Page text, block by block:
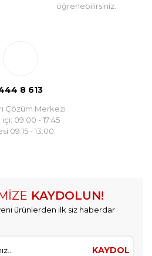
öğrenebilirsiniz.
8 613
Çözüm Merkezi
09:00 - 17:45
09:15 - 13:00
KAYDOLUN!
ürünlerden ilk siz haberdar
KAYDOL